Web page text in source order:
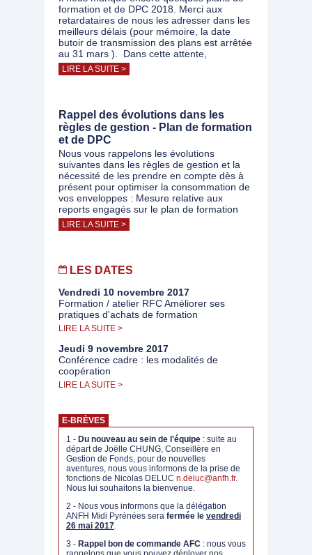
formation et de DPC 2018. Merci aux
retardataires de nous les adresser dans les
meilleurs délais (pour mémoire, la date
butoir de transmission des plans est arrêtée
au 31 mars ). Dans cette attente,
LIRE LA SUITE >
Rappel des évolutions dans les
règles de gestion - Plan de formation
et de DPC
Nous vous rappelons les évolutions
suivantes dans les règles de gestion et la
nécessité de les prendre en compte dès à
présent pour optimiser la consommation de
vos enveloppes : Mesure relative aux
reports engagés sur le plan de formation
LIRE LA SUITE >
LES DATES
Vendredi 10 novembre 2017
Formation / atelier RFC Améliorer ses
pratiques d'achats de formation
LIRE LA SUITE >
Jeudi 9 novembre 2017
Conférence cadre : les modalités de
coopération
LIRE LA SUITE >
E-BRÈVES
1 - Du nouveau au sein de l'équipe : suite au
départ de Joëlle CHUNG, Conseillère en
Gestion de Fonds, pour de nouvelles
aventures, nous vous informons de la prise de
fonctions de Nicolas DELUC n.deluc@anfh.fr.
Nous lui souhaitons la bienvenue.
2 - Nous vous informons que la délégation
ANFH Midi Pyrénées sera fermée le vendredi
26 mai 2017.
3 - Rappel bon de commande AFC : nous vous